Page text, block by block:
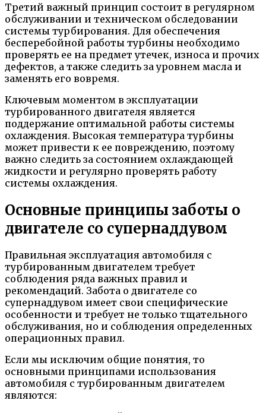
Третий важный принцип состоит в регулярном
обслуживании и техническом обследовании
системы турбирования. Для обеспечения
бесперебойной работы турбины необходимо
проверять ее на предмет утечек, износа и прочих
дефектов, а также следить за уровнем масла и
заменять его вовремя.
Ключевым моментом в эксплуатации
турбированного двигателя является
поддержание оптимальной работы системы
охлаждения. Высокая температура турбины
может привести к ее повреждению, поэтому
важно следить за состоянием охлаждающей
жидкости и регулярно проверять работу
системы охлаждения.
Основные принципы заботы о
двигателе со супернаддувом
Правильная эксплуатация автомобиля с
турбированным двигателем требует
соблюдения ряда важных правил и
рекомендаций. Забота о двигателе со
супернаддувом имеет свои специфические
особенности и требует не только тщательного
обслуживания, но и соблюдения определенных
операционных правил.
Если мы исключим общие понятия, то
основными принципами использования
автомобиля с турбированным двигателем
являются: